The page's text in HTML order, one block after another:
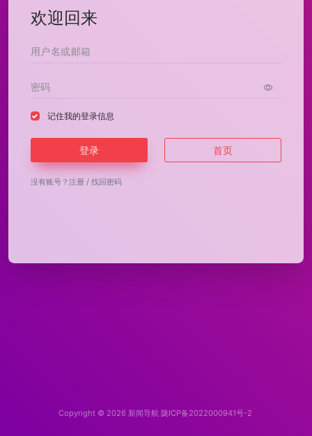
欢迎回来
记住我的登录信息
登录 首页
没有账号？ 注册 / 找回密码
Copyright © 2026 新闻导航 陇ICP备2022000941号-2